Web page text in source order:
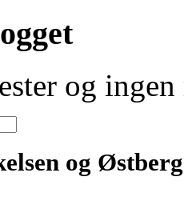
og ingen
og Østberg